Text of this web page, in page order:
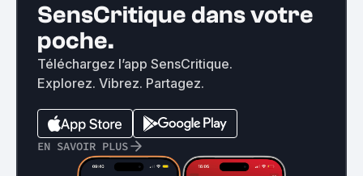
SensCritique dans votre
poche.
Téléchargez l’app SensCritique.
Explorez. Vibrez. Partagez.
EN SAVOIR PLUS